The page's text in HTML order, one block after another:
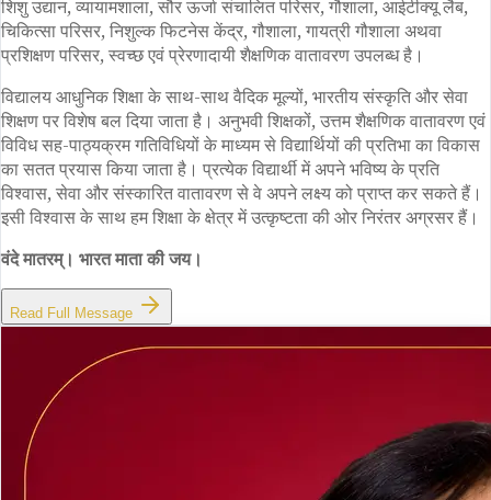
शिशु उद्यान, व्यायामशाला, सौर ऊर्जा संचालित परिसर, गौशाला, आईटीक्यू लैब,
चिकित्सा परिसर, निशुल्क फिटनेस केंद्र, गौशाला, गायत्री गौशाला अथवा
प्रशिक्षण परिसर, स्वच्छ एवं प्रेरणादायी शैक्षणिक वातावरण उपलब्ध है।
विद्यालय आधुनिक शिक्षा के साथ-साथ वैदिक मूल्यों, भारतीय संस्कृति और सेवा
शिक्षण पर विशेष बल दिया जाता है। अनुभवी शिक्षकों, उत्तम शैक्षणिक वातावरण एवं
विविध सह-पाठ्यक्रम गतिविधियों के माध्यम से विद्यार्थियों की प्रतिभा का विकास
का सतत प्रयास किया जाता है। प्रत्येक विद्यार्थी में अपने भविष्य के प्रति
विश्वास, सेवा और संस्कारित वातावरण से वे अपने लक्ष्य को प्राप्त कर सकते हैं।
इसी विश्वास के साथ हम शिक्षा के क्षेत्र में उत्कृष्टता की ओर निरंतर अग्रसर हैं।
वंदे मातरम्। भारत माता की जय।
Read Full Message